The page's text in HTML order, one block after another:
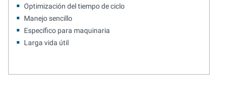
Optimización del tiempo de ciclo
Manejo sencillo
Específico para maquinaria
Larga vida útil